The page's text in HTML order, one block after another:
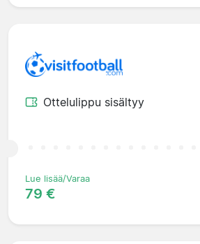
Ottelulippu sisältyy
Lue lisää/Varaa
79 €